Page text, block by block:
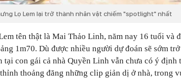
Lọ Lem lại trở thành nhân vật chiếm "spotlight" nhất
tên thật là Mai Thảo Linh, năm nay 16 tuổi và
1m70. Dù được nhiều người dự đoán sẽ sớm
tại con gái cả nhà Quyền Linh vẫn chưa có ý định
thoảng đăng những clip giản dị ở nhà, trong